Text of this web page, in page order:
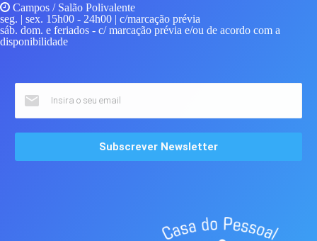
Campos / Salão Polivalente
seg. | sex. 15h00 - 24h00 | c/marcação prévia
sáb. dom. e feriados - c/ marcação prévia e/ou de acordo com a
disponibilidade